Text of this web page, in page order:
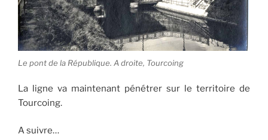
Le pont de la République. A droite, Tourcoing
La ligne va maintenant pénétrer sur le territoire de
Tourcoing.
A suivre…